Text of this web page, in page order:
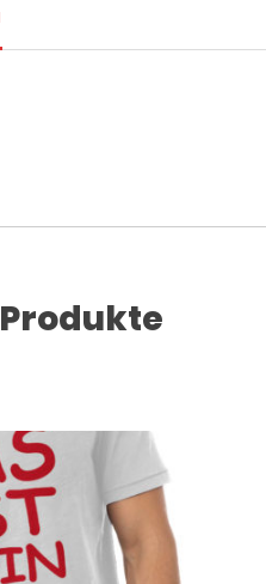
weist mehrere Varianten auf. Die Optionen können auf der Produktseite gewählt werden